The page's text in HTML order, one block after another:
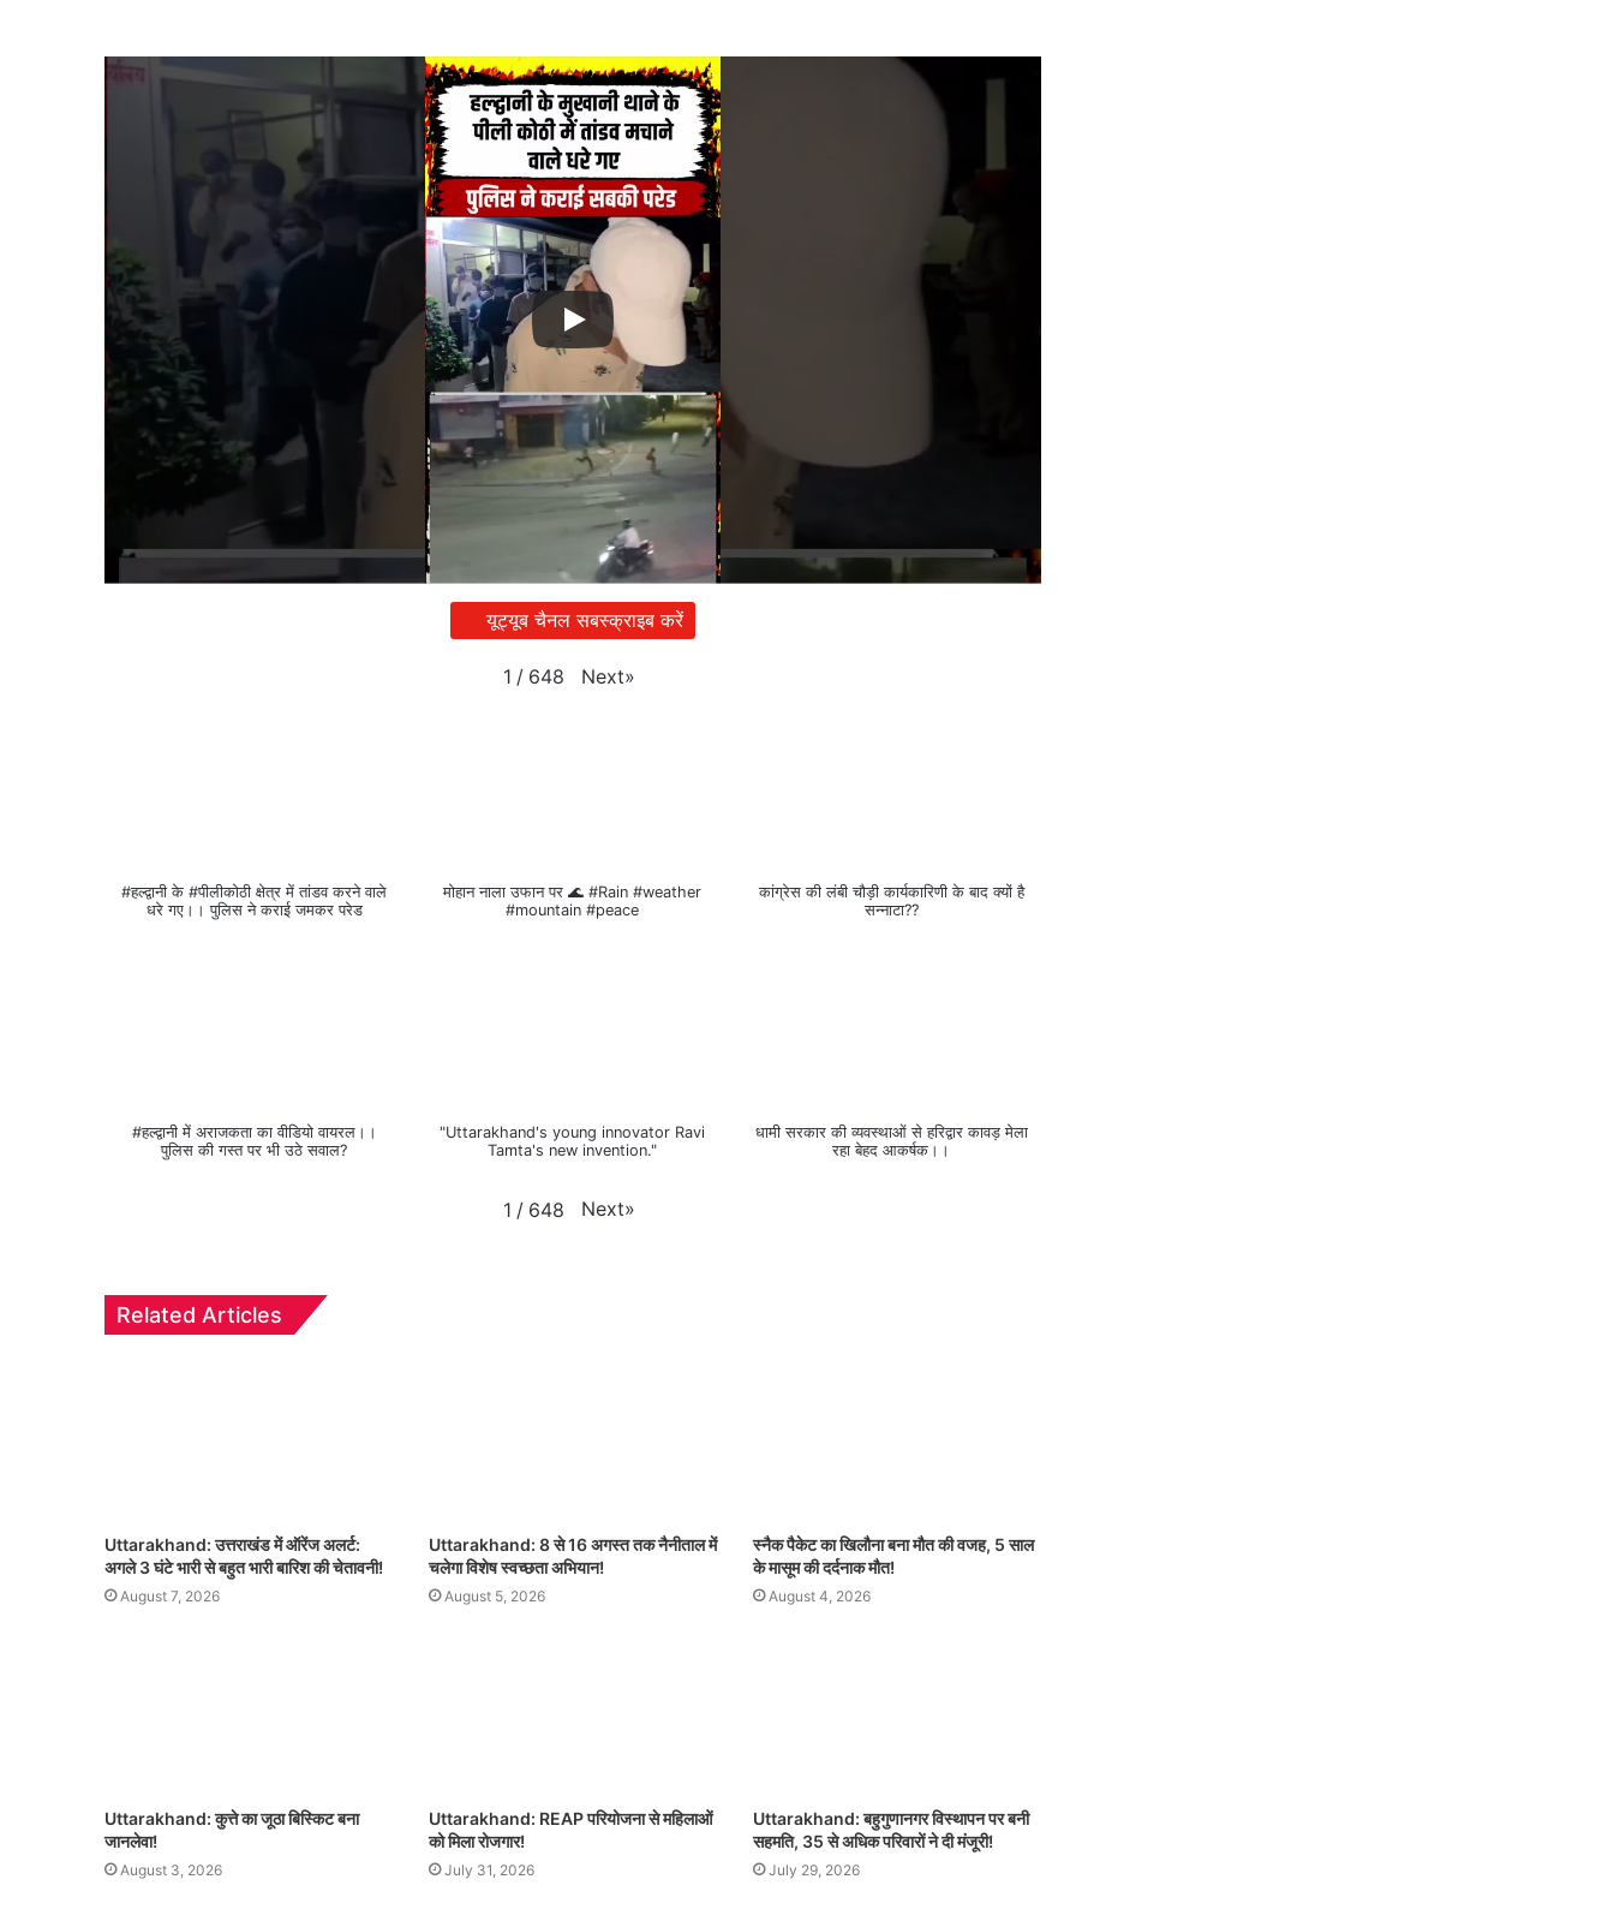
यूट्यूब चैनल सबस्क्राइब करें
1 / 648 Next»
#हल्द्वानी के #पीलीकोठी क्षेत्र में तांडव करने वाले
धरे गए।। पुलिस ने कराई जमकर परेड
मोहान नाला उफान पर 🌊 #Rain #weather
#mountain #peace
कांग्रेस की लंबी चौड़ी कार्यकारिणी के बाद क्यों है
सन्नाटा??
#हल्द्वानी में अराजकता का वीडियो वायरल।।
पुलिस की गस्त पर भी उठे सवाल?
"Uttarakhand's young innovator Ravi
Tamta's new invention."
धामी सरकार की व्यवस्थाओं से हरिद्वार कावड़ मेला
रहा बेहद आकर्षक।।
1 / 648 Next»
Related Articles
Uttarakhand: उत्तराखंड में ऑरेंज अलर्ट:
अगले 3 घंटे भारी से बहुत भारी बारिश की चेतावनी!
August 7, 2026
Uttarakhand: 8 से 16 अगस्त तक नैनीताल में
चलेगा विशेष स्वच्छता अभियान!
August 5, 2026
स्नैक पैकेट का खिलौना बना मौत की वजह, 5 साल
के मासूम की दर्दनाक मौत!
August 4, 2026
Uttarakhand: कुत्ते का जूठा बिस्किट बना
जानलेवा!
August 3, 2026
Uttarakhand: REAP परियोजना से महिलाओं
को मिला रोजगार!
July 31, 2026
Uttarakhand: बहुगुणानगर विस्थापन पर बनी
सहमति, 35 से अधिक परिवारों ने दी मंजूरी!
July 29, 2026